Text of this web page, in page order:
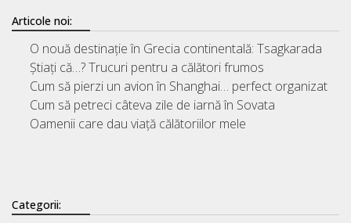
Articole noi:
O nouă destinație în Grecia continentală: Tsagkarada
Știați că…? Trucuri pentru a călători frumos
Cum să pierzi un avion în Shanghai… perfect organizat
Cum să petreci câteva zile de iarnă în Sovata
Oamenii care dau viață călătoriilor mele
Categorii: